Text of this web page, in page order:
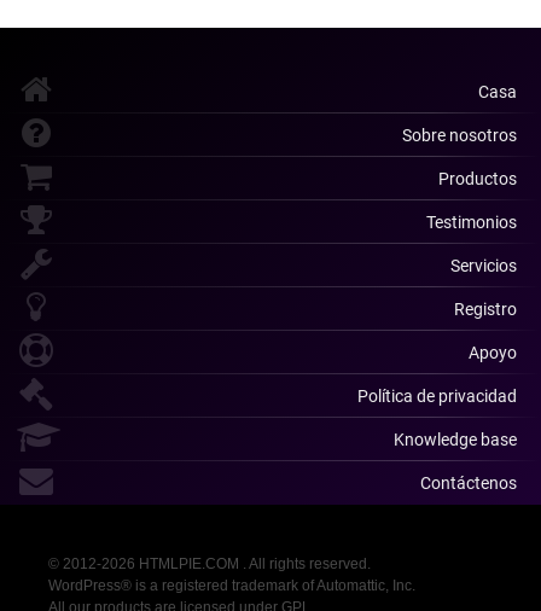
Casa
Sobre nosotros
Productos
Testimonios
Servicios
Registro
Apoyo
Política de privacidad
Knowledge base
Contáctenos
© 2012-2026 HTMLPIE.COM . All rights reserved.
WordPress® is a registered trademark of Automattic, Inc.
All our products are licensed under GPL.